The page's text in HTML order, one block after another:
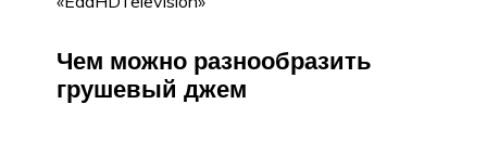
Чем можно разнообразить
грушевый джем